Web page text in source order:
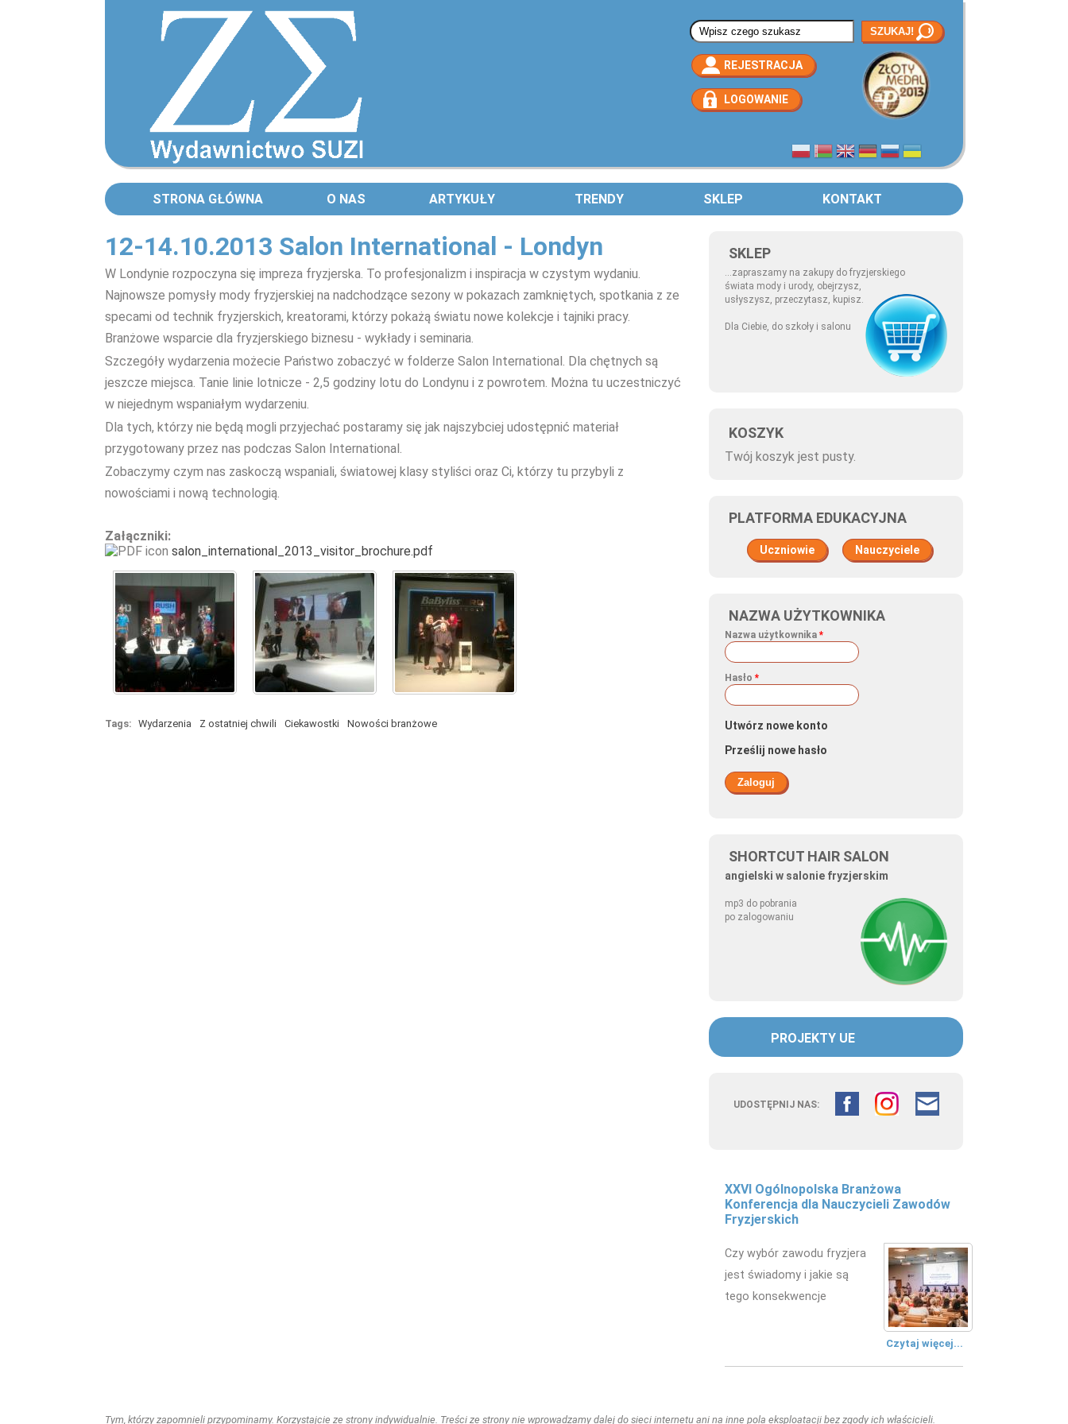
Formularz wyszukiwania
REJESTRACJA
LOGOWANIE
STRONA GŁÓWNA O NAS ARTYKUŁY TRENDY SKLEP KONTAKT
SKLEP
...zapraszamy na zakupy do fryzjerskiego
świata mody i urody, obejrzysz,
usłyszysz, przeczytasz, kupisz.
Dla Ciebie, do szkoły i salonu
KOSZYK
Twój koszyk jest pusty.
PLATFORMA EDUKACYJNA
Uczniowie Nauczyciele
NAZWA UŻYTKOWNIKA
Nazwa użytkownika *
Hasło *
Utwórz nowe konto
Prześlij nowe hasło
SHORTCUT HAIR SALON
angielski w salonie fryzjerskim
mp3 do pobrania
po zalogowaniu
PROJEKTY UE
UDOSTĘPNIJ NAS:
XXVI Ogólnopolska Branżowa
Konferencja dla Nauczycieli Zawodów
Fryzjerskich
Czy wybór zawodu fryzjera
jest świadomy i jakie są
tego konsekwencje
Czytaj więcej...
12-14.10.2013 Salon International - Londyn
W Londynie rozpoczyna się impreza fryzjerska. To profesjonalizm i inspiracja w czystym wydaniu.
Najnowsze pomysły mody fryzjerskiej na nadchodzące sezony w pokazach zamkniętych, spotkania z ze
specami od technik fryzjerskich, kreatorami, którzy pokażą światu nowe kolekcje i tajniki pracy.
Branżowe wsparcie dla fryzjerskiego biznesu - wykłady i seminaria.
Szczegóły wydarzenia możecie Państwo zobaczyć w folderze Salon International. Dla chętnych są
jeszcze miejsca. Tanie linie lotnicze - 2,5 godziny lotu do Londynu i z powrotem. Można tu uczestniczyć
w niejednym wspaniałym wydarzeniu.
Dla tych, którzy nie będą mogli przyjechać postaramy się jak najszybciej udostępnić materiał
przygotowany przez nas podczas Salon International.
Zobaczymy czym nas zaskoczą wspaniali, światowej klasy styliści oraz Ci, którzy tu przybyli z
nowościami i nową technologią.
Załączniki:
salon_international_2013_visitor_brochure.pdf
Tags: Wydarzenia Z ostatniej chwili Ciekawostki Nowości branżowe
Tym, którzy zapomnieli przypominamy. Korzystajcie ze strony indywidualnie. Treści ze strony nie wprowadzamy dalej do sieci internetu ani na inne pola eksploatacji bez zgody ich właścicieli.